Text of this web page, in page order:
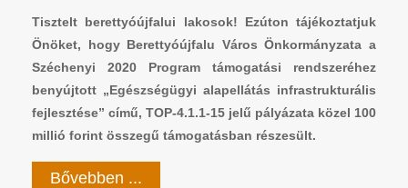
Tisztelt berettyóújfalui lakosok! Ezúton tájékoztatjuk
Önöket, hogy Berettyóújfalu Város Önkormányzata a
Széchenyi 2020 Program támogatási rendszeréhez
benyújtott „Egészségügyi alapellátás infrastrukturális
fejlesztése” című, TOP-4.1.1-15 jelű pályázata közel 100
millió forint összegű támogatásban részesült.
Bővebben ...